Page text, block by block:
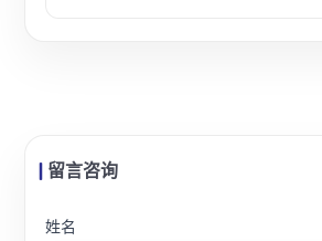
留言咨询
姓名